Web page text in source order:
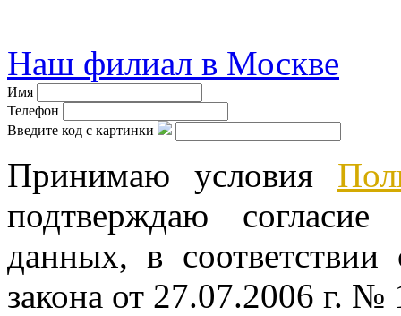
Наш филиал в Москве
Имя
Телефон
Введите код с картинки
Принимаю условия
подтверждаю
данных, в соответствии
закона от 27.07.2006 г.